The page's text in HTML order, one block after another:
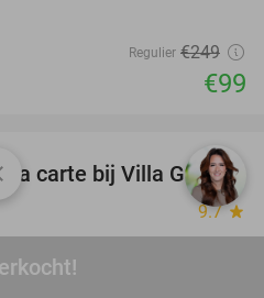
Regulier €249
€99
36%
la carte bij Villa Garden
9.7star